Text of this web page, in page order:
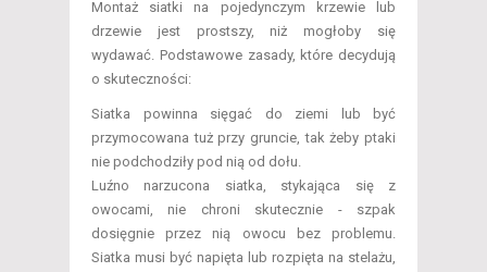
Montaż siatki na pojedynczym krzewie lub
drzewie jest prostszy, niż mogłoby się
wydawać. Podstawowe zasady, które decydują
o skuteczności:
Siatka powinna sięgać do ziemi lub być
przymocowana tuż przy gruncie, tak żeby ptaki
nie podchodziły pod nią od dołu.
Luźno narzucona siatka, stykająca się z
owocami, nie chroni skutecznie - szpak
dosięgnie przez nią owocu bez problemu.
Siatka musi być napięta lub rozpięta na stelażu,